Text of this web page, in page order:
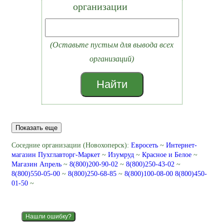
организации
(Оставьте пустым для вывода всех
организаций)
Найти
Показать еще
Соседние организации (Новохоперск):Евросеть ~Интернет-
магазин Пухглавторг-Маркет ~Изумруд ~Красное и Белое ~
Магазин Апрель ~8(800)200-90-02~8(800)250-43-02~
8(800)550-05-00~8(800)250-68-85~8(800)100-08-00 8(800)450-
01-50~
Нашли ошибку?